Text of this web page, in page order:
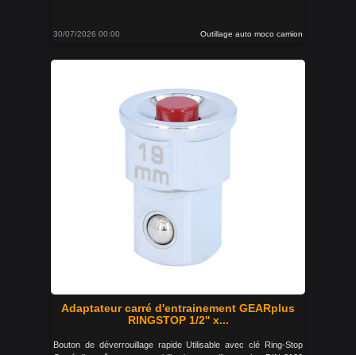
30/07/2026 00:00 Outillage auto moco camion
Adaptateur carré d'entrainement GEARplus
RINGSTOP 1/2'' x...
Bouton de déverrouillage rapide Utilisable avec clé Ring-Stop